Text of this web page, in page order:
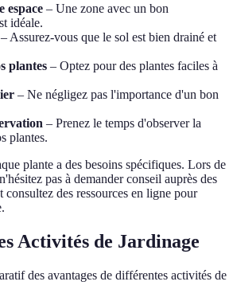
espace – Une zone avec un bon
idéale.
– Assurez-vous que le sol est bien drainé et
plantes – Optez pour des plantes faciles à
– Ne négligez pas l'importance d'un bon
– Prenez le temps d'observer la
plantes.
plante a des besoins spécifiques. Lors de
pas à demander conseil auprès des
consultez des ressources en ligne pour
Activités de Jardinage
des avantages de différentes activités de